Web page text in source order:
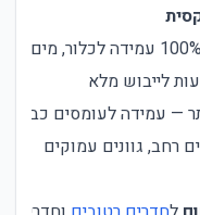
— עמידה לעומסים כבדים
רחב, גוונים עמוקים